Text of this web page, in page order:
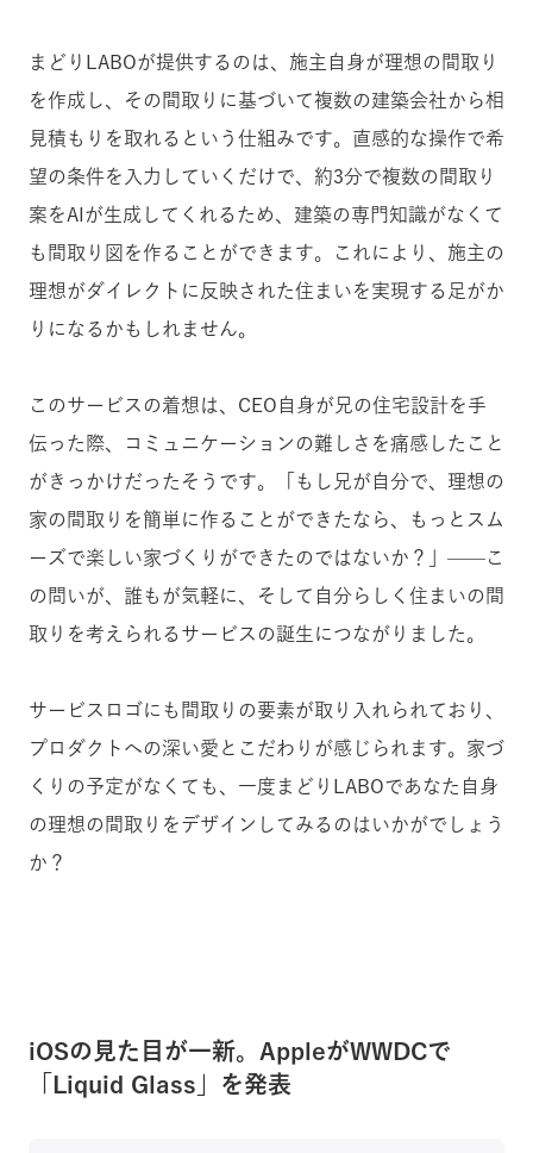
まどりLABOが提供するのは、施主自身が理想の間取り
を作成し、その間取りに基づいて複数の建築会社から相
見積もりを取れるという仕組みです。直感的な操作で希
望の条件を入力していくだけで、約3分で複数の間取り
案をAIが生成してくれるため、建築の専門知識がなくて
も間取り図を作ることができます。これにより、施主の
理想がダイレクトに反映された住まいを実現する足がか
りになるかもしれません。
このサービスの着想は、CEO自身が兄の住宅設計を手
伝った際、コミュニケーションの難しさを痛感したこと
がきっかけだったそうです。「もし兄が自分で、理想の
家の間取りを簡単に作ることができたなら、もっとスム
ーズで楽しい家づくりができたのではないか？」——こ
の問いが、誰もが気軽に、そして自分らしく住まいの間
取りを考えられるサービスの誕生につながりました。
サービスロゴにも間取りの要素が取り入れられており、
プロダクトへの深い愛とこだわりが感じられます。家づ
くりの予定がなくても、一度まどりLABOであなた自身
の理想の間取りをデザインしてみるのはいかがでしょう
か？
iOSの見た目が一新。AppleがWWDCで
「Liquid Glass」を発表